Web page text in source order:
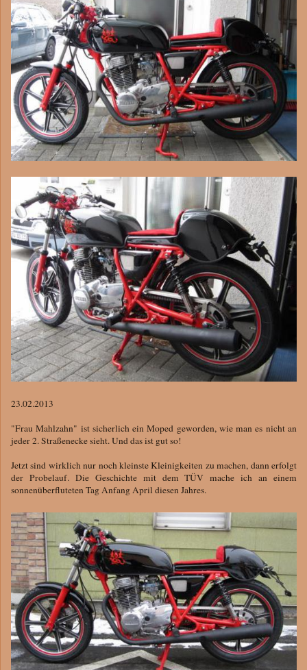
23.02.2013
"Frau Mahlzahn" ist sicherlich ein Moped geworden, wie man es nicht an
jeder 2. Straßenecke sieht. Und das ist gut so!
Jetzt sind wirklich nur noch kleinste Kleinigkeiten zu machen, dann erfolgt
der Probelauf. Die Geschichte mit dem TÜV mache ich an einem
sonnenüberfluteten Tag Anfang April diesen Jahres.